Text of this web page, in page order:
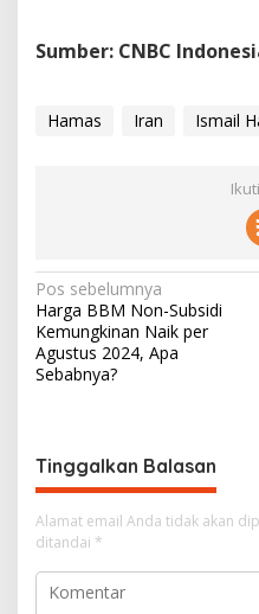
Sumber: CNBC
Hamas Iran Ismail
N
a
v
i
a
s
i
p
o
Pos sebelumnya
Harga BBM Non-Subsidi
Kemungkinan Naik per
Agustus 2024, Apa
Sebabnya?
Tinggalkan Balasan
Alamat email Anda tidak akan
ditandai *